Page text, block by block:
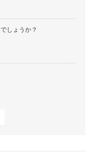
しょうか？